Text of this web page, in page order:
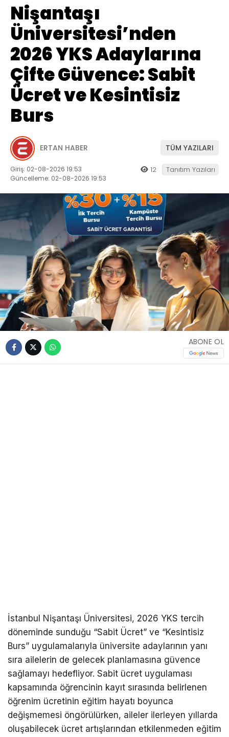
Nişantaşı
Üniversitesi’nden
2026 YKS Adaylarına
Çifte Güvence: Sabit
Ücret ve Kesintisiz
Burs
ERTAN HABER TÜM YAZILARI
Giriş: 02-08-2026 19:53
Güncelleme: 02-08-2026 19:53
12 Tanıtım Yazıları
ABONE OL
İstanbul Nişantaşı Üniversitesi, 2026 YKS tercih
döneminde sunduğu “Sabit Ücret” ve “Kesintisiz
Burs” uygulamalarıyla üniversite adaylarının yanı
sıra ailelerin de gelecek planlamasına güvence
sağlamayı hedefliyor. Sabit ücret uygulaması
kapsamında öğrencinin kayıt sırasında belirlenen
öğrenim ücretinin eğitim hayatı boyunca
değişmemesi öngörülürken, aileler ilerleyen yıllarda
oluşabilecek ücret artışlarından etkilenmeden eğitim